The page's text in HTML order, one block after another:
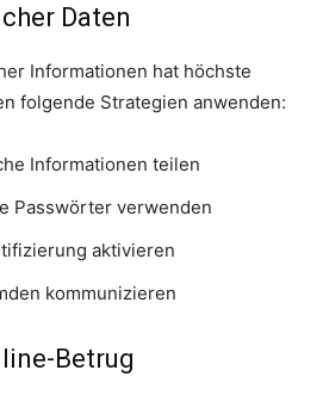
Daten
Informationen hat höchste
folgende Strategien anwenden:
Informationen teilen
Passwörter verwenden
aktivieren
kommunizieren
Betrug